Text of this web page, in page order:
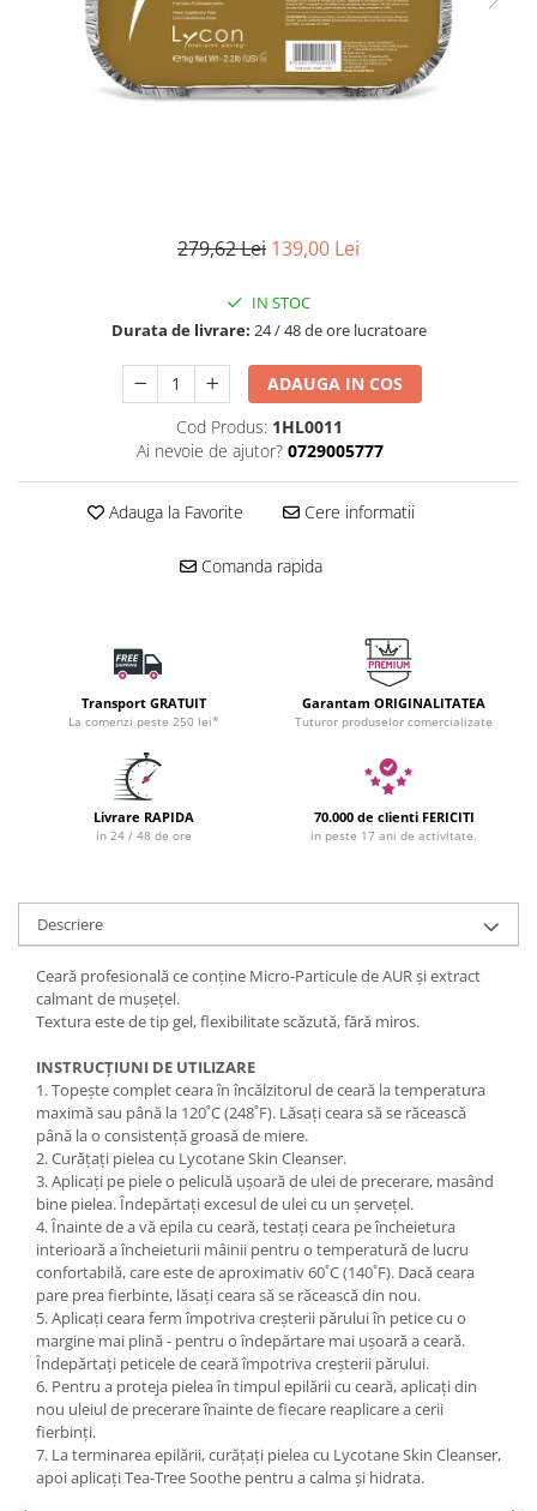
Fard de ochi
Pigmenti minerali
Primer gene
Palete Contouring
Pensule Profesionale
PALETE PROFESIONALE
279,62 Lei 139,00 Lei
IN STOC
Durata de livrare: 24 / 48 de ore lucratoare
ADAUGA IN COS
Cod Produs: 1HL0011
Ai nevoie de ajutor? 0729005777
Adauga la Favorite Cere informatii
Comanda rapida
Transport GRATUIT
La comenzi peste 250 lei*
Garantam ORIGINALITATEA
Tuturor produselor comercializate
Livrare RAPIDA
in 24 / 48 de ore
70.000 de clienti FERICITI
in peste 17 ani de activitate.
Descriere
Ceară profesională ce conține Micro-Particule de AUR și extract
calmant de mușețel.
Textura este de tip gel, flexibilitate scăzută, fără miros.
INSTRUCȚIUNI DE UTILIZARE
1. Topește complet ceara în încălzitorul de ceară la temperatura
maximă sau până la 120˚C (248˚F). Lăsați ceara să se răcească
până la o consistență groasă de miere.
2. Curățați pielea cu Lycotane Skin Cleanser.
3. Aplicați pe piele o peliculă ușoară de ulei de precerare, masând
bine pielea. Îndepărtați excesul de ulei cu un șervețel.
4. Înainte de a vă epila cu ceară, testați ceara pe încheietura
interioară a încheieturii mâinii pentru o temperatură de lucru
confortabilă, care este de aproximativ 60˚C (140˚F). Dacă ceara
pare prea fierbinte, lăsați ceara să se răcească din nou.
5. Aplicați ceara ferm împotriva creșterii părului în petice cu o
margine mai plină - pentru o îndepărtare mai ușoară a ceară.
Îndepărtați peticele de ceară împotriva creșterii părului.
6. Pentru a proteja pielea în timpul epilării cu ceară, aplicați din
nou uleiul de precerare înainte de fiecare reaplicare a cerii
fierbinți.
7. La terminarea epilării, curățați pielea cu Lycotane Skin Cleanser,
apoi aplicați Tea-Tree Soothe pentru a calma și hidrata.